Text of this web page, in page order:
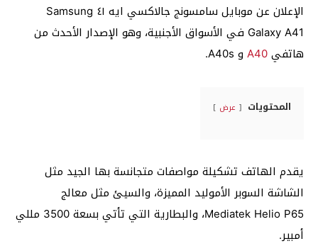
الإعلان عن موبايل سامسونج جالاكسي ايه ٤١ Samsung
Galaxy A41 في الأسواق الأجنبية، وهو الإصدار الأحدث من
هاتفيA40 و A40s.
المحتويات عرض
يقدم الهاتف تشكيلة مواصفات متجانسة بها الجيد مثل
الشاشة السوبر الأموليد المميزة، والسيئ مثل معالج
Mediatek Helio P65، والبطارية التي تأتي بسعة 3500 مللي
أمبير.